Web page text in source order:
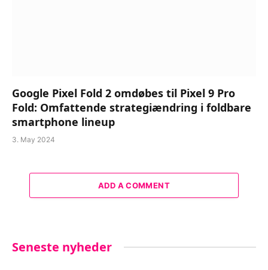
Google Pixel Fold 2 omdøbes til Pixel 9 Pro
Fold: Omfattende strategiændring i foldbare
smartphone lineup
3. May 2024
ADD A COMMENT
Seneste nyheder